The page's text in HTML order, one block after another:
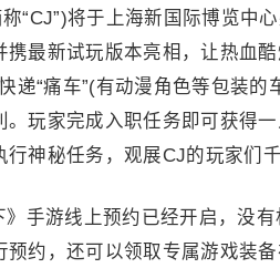
“CJ”)将于上海新国际博览中
携最新试玩版本亮相，让热血
递“痛车”(有动漫角色等包装的
。玩家完成入职任务即可获得
行神秘任务，观展CJ的玩家们
游线上预约已经开启，没有
约，还可以领取专属游戏装